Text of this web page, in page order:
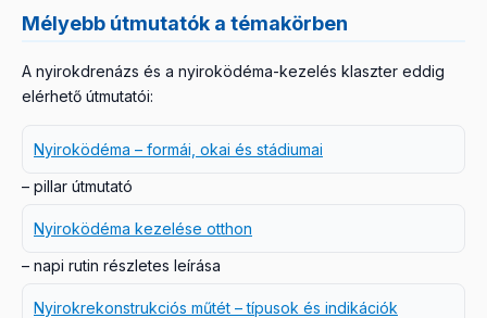
Mélyebb útmutatók a témakörben
A nyirokdrenázs és a nyiroködéma-kezelés klaszter eddig
elérhető útmutatói:
Nyiroködéma – formái, okai és stádiumai
– pillar útmutató
Nyiroködéma kezelése otthon
– napi rutin részletes leírása
Nyirokrekonstrukciós műtét – típusok és indikációk